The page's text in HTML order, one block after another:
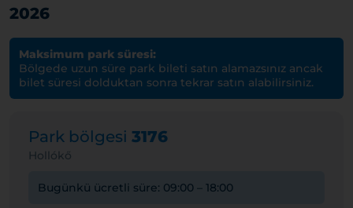
2026
Maksimum park süresi:
Bölgede uzun süre park bileti satın alamazsınız ancak
bilet süresi dolduktan sonra tekrar satın alabilirsiniz.
Park bölgesi 3176
Hollókő
Bugünkü ücretli süre: 09:00 – 18:00